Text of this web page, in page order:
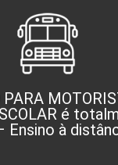
PARA
é
Ensino à